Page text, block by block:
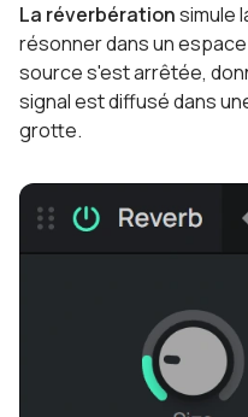
La réverbérationsimule
résonner dans un
source s'est arrêtée,
signal est diffusé dans
grotte.